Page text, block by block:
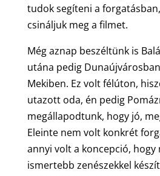
tudok segíteni a
csináljuk meg a filmet.
Még aznap beszéltünk is
utána pedig
Mekiben. Ez volt félúton,
utazott oda, én pedig
megállapodtunk, hogy jó,
Eleinte nem volt konkrét
annyi volt a koncepció, hogy
ismertebb zenészekkel